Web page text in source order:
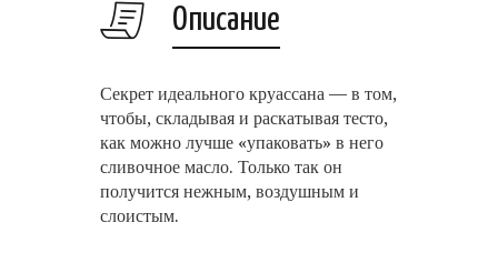
Описание
Секрет идеального круассана — в том,
чтобы, складывая и раскатывая тесто,
как можно лучше «упаковать» в него
сливочное масло. Только так он
получится нежным, воздушным и
слоистым.